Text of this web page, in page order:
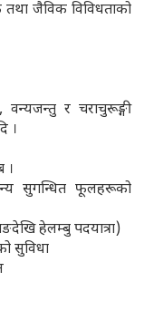
तथा जैविक विविधताको
वन्यजन्तु र चराचुरूङ्गी
।
।
सुगन्धित फूलहरूको
हेलम्बु पदयात्रा)
सुविधा